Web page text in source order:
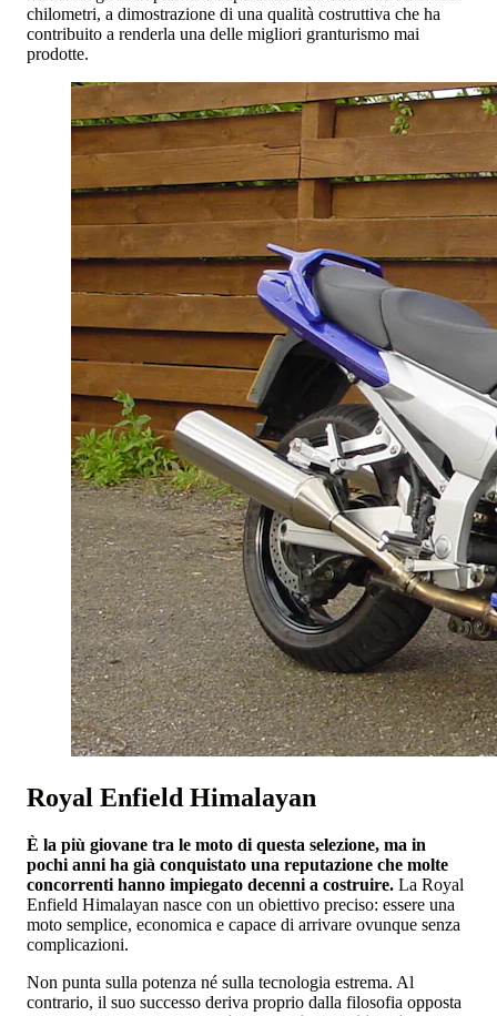
chilometri, a dimostrazione di una qualità costruttiva che ha
contribuito a renderla una delle migliori granturismo mai
prodotte.
Royal Enfield Himalayan
È la più giovane tra le moto di questa selezione, ma in
pochi anni ha già conquistato una reputazione che molte
concorrenti hanno impiegato decenni a costruire. La Royal
Enfield Himalayan nasce con un obiettivo preciso: essere una
moto semplice, economica e capace di arrivare ovunque senza
complicazioni.
Non punta sulla potenza né sulla tecnologia estrema. Al
contrario, il suo successo deriva proprio dalla filosofia opposta